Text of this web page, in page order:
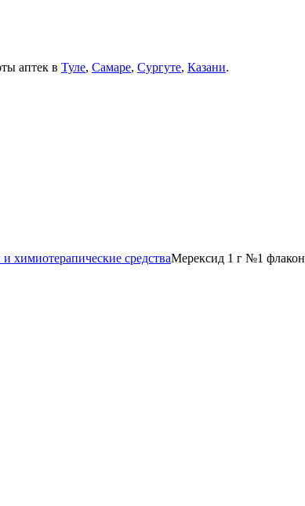
аптек в Туле, Самаре, Сургуте, Казани.
химиотерапические средстваМерексид 1 г №1 флакон